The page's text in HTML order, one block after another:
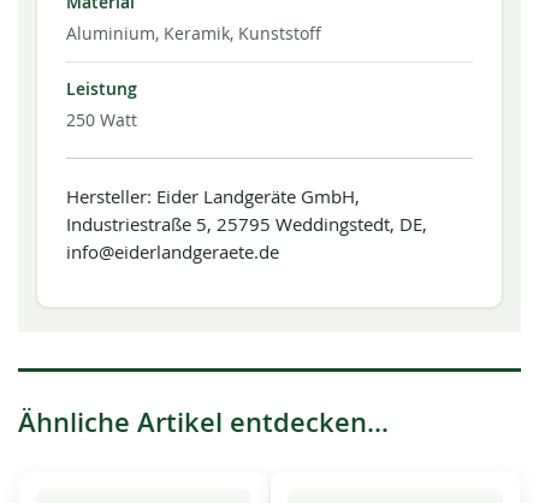
Aluminium, Keramik, Kunststoff
Leistung
250 Watt
Hersteller: Eider Landgeräte GmbH,
Industriestraße 5, 25795 Weddingstedt, DE,
info@eiderlandgeraete.de
Ähnliche Artikel entdecken...